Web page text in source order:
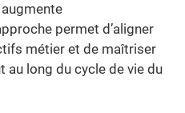
permet d’aligner
métier et de maîtriser
au long du cycle de vie du